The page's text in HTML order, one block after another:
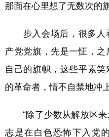
那面在心里想了无数次的
步入会场后，很多人
产党党旗，先是一怔，之
自己的旗帜，这些平素
的革命者，情不自禁地冲
“除了少数从解放区来
志是在白色恐怖下入党